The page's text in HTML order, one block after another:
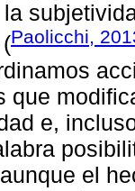
Paolicchi,
que
e,
el